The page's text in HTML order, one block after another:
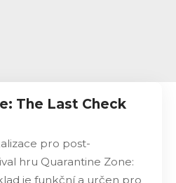
The Last Check
pro post-
hru Quarantine Zone:
je funkční a určen pro